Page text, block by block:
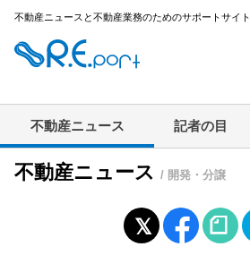
不動産ニュースと不動産業務のためのサポートサイト
不動産ニュース 記者の目
不動産ニュース / 開発・分譲